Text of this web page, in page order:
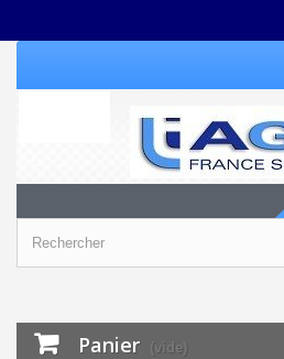
Panier (vide)